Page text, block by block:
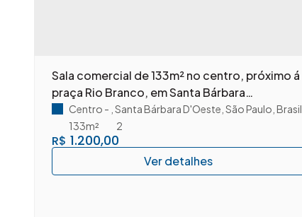
Sala comercial de 133m² no centro, próximo á
praça Rio Branco, em Santa Bárbara
D'Oeste/SP.
R$ 1.200,00
Centro ,Santa Bárbara D'Oeste ,São Paulo ,Brasil
2
133m²